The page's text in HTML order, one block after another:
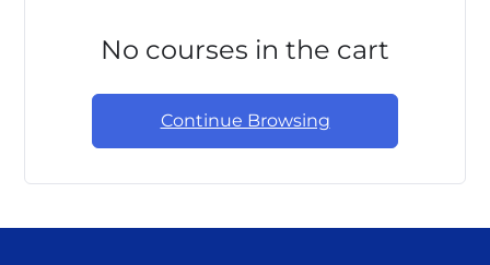
No courses in the cart
Continue Browsing